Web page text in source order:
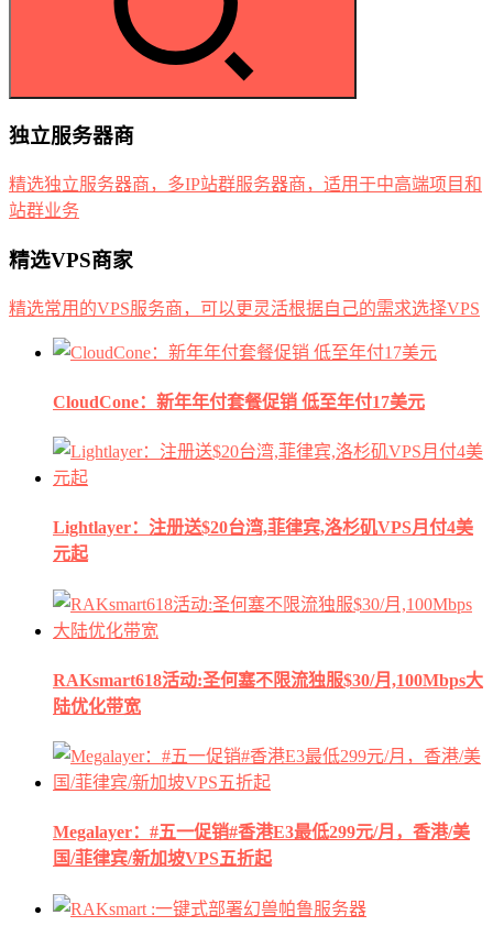
独立服务器商
精选独立服务器商，多IP站群服务器商，适用于中高端项目和
站群业务
精选VPS商家
精选常用的VPS服务商，可以更灵活根据自己的需求选择VPS
CloudCone：新年年付套餐促销 低至年付17美元
Lightlayer：注册送$20台湾,菲律宾,洛杉矶VPS月付4美
元起
RAKsmart618活动:圣何塞不限流独服$30/月,100Mbps大
陆优化带宽
Megalayer：#五一促销#香港E3最低299元/月，香港/美
国/菲律宾/新加坡VPS五折起